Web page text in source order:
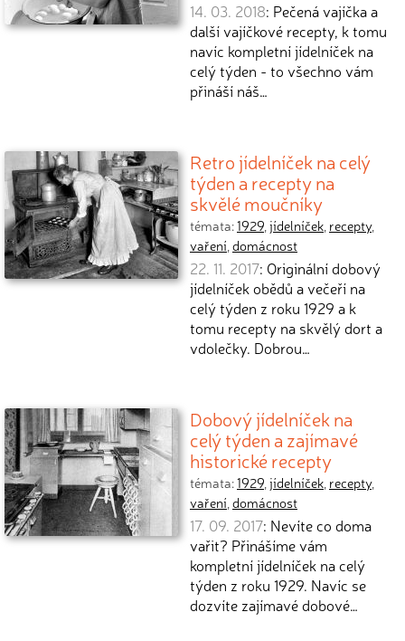
14. 03. 2018: Pečená vajíčka a
další vajíčkové recepty, k tomu
navíc kompletní jídelníček na
celý týden - to všechno vám
přináší náš…
Retro jídelníček na celý
týden a recepty na
skvělé moučníky
témata:1929,jídelníček, recepty,
vaření,domácnost
22. 11. 2017: Originální dobový
jídelníček obědů a večeří na
celý týden z roku 1929 a k
tomu recepty na skvělý dort a
vdolečky. Dobrou…
Dobový jídelníček na
celý týden a zajímavé
historické recepty
témata:1929,jídelníček, recepty,
vaření,domácnost
17. 09. 2017: Nevíte co doma
vařit? Přinášíme vám
kompletní jídelníček na celý
týden z roku 1929. Navíc se
dozvíte zajímavé dobové…